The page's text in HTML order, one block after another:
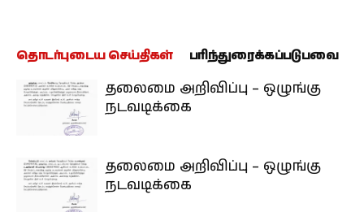
தொடர்புடைய செய்திகள் பரிந்துரைக்கப்படுபவை
தலைமை அறிவிப்பு – ஒழுங்கு
நடவடிக்கை
தலைமை அறிவிப்பு – ஒழுங்கு
நடவடிக்கை